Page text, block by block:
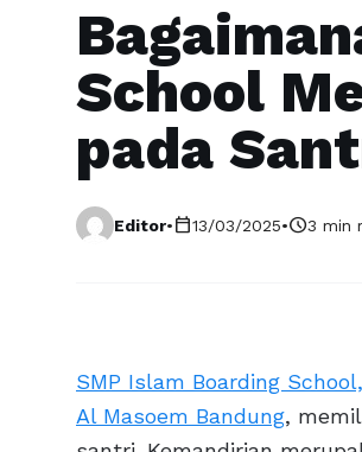
School
pada
Editor•calendar_today13/03/2025•schedule3 min
SMP Islam Boarding School,
Al Masoem Bandung,